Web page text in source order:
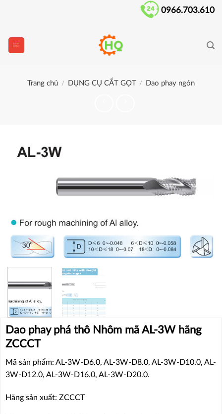
0966.703.610
Trang chủ / DỤNG CỤ CẮT GỌT / Dao phay ngón
Dao phay phá thô Nhôm mã AL-3W hãng
ZCCCT
Mã sản phẩm: AL-3W-D6.0, AL-3W-D8.0, AL-3W-D10.0, AL-
3W-D12.0, AL-3W-D16.0, AL-3W-D20.0.
Hãng sản xuất: ZCCCT